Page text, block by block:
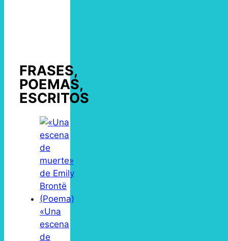
FRASES,
POEMAS,
ESCRITOS
«Una
escena
de